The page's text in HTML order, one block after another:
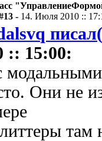
- 14. Июля 2010 ::
:: 15:00:
модальными
Они не
там